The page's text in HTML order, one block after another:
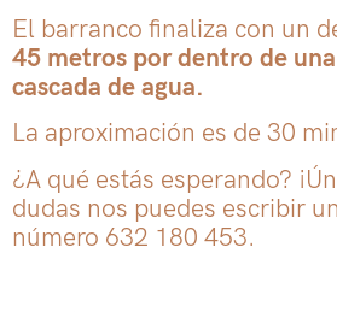
El barranco finaliza con un
45 metros por dentro de
cascada de agua.
La aproximación es de 30
¿A qué estás esperando?
dudas nos puedes escribir
número 632 180 453.